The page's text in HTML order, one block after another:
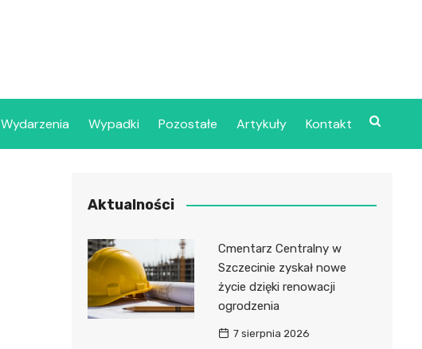
109 Szpital Wojskowy w
Szczecinie
Samodzielny Publiczny
Specjalistyczny Zakład
Opieki Zdrowotnej
Wydarzenia Wypadki Pozostałe Artykuły Kontakt
Aktualności
Cmentarz Centralny w
Szczecinie zyskał nowe
życie dzięki renowacji
ogrodzenia
7 sierpnia 2026